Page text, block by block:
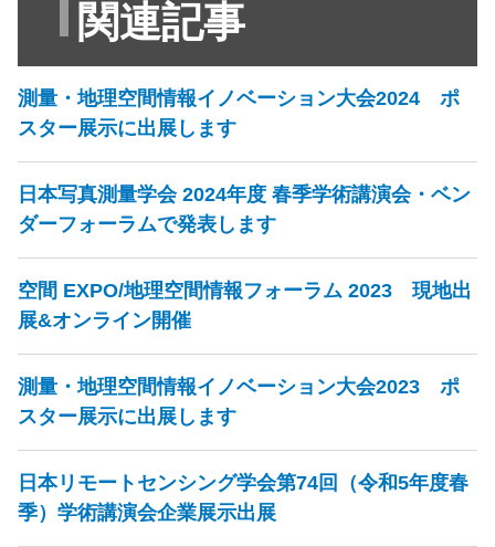
関連記事
測量・地理空間情報イノベーション大会2024 ポ
スター展示に出展します
日本写真測量学会 2024年度 春季学術講演会・ベン
ダーフォーラムで発表します
空間 EXPO/地理空間情報フォーラム 2023 現地出
展&オンライン開催
測量・地理空間情報イノベーション大会2023 ポ
スター展示に出展します
日本リモートセンシング学会第74回（令和5年度春
季）学術講演会企業展示出展